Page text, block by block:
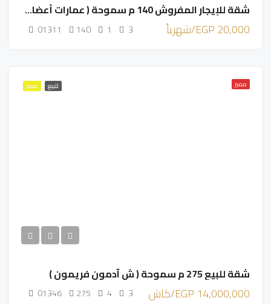
شقة للإيجار المفروش 140 م سموحة ( عمارات أعضاء هيئة التدريس
20,000 EGP/شهرياً 3
1
140
01311
مميز للبيع مميز
شقة للبيع 275 م سموحة ( ش آدمون فريمون )
14,000,000 EGP/كاش 3
4
275
01346